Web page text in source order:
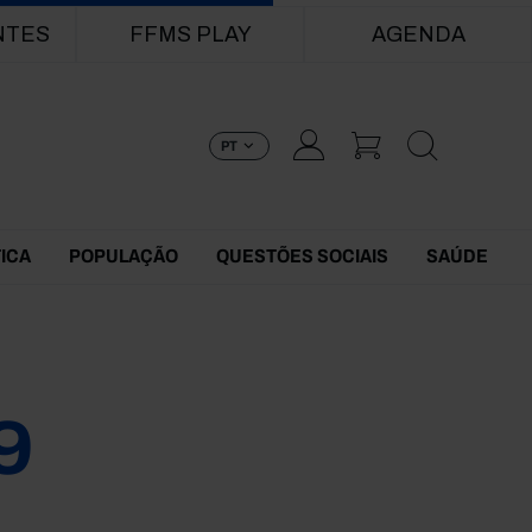
FFMS PLAY AGENDA
PT
POPULAÇÃO QUESTÕES SOCIAIS SAÚDE